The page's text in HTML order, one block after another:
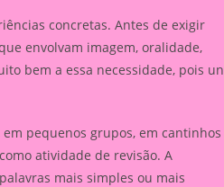
concretas. Antes de exigir
envolvam imagem, oralidade,
bem a essa necessidade, pois
pequenos grupos, em cantinhos
atividade de revisão. A
mais simples ou mais